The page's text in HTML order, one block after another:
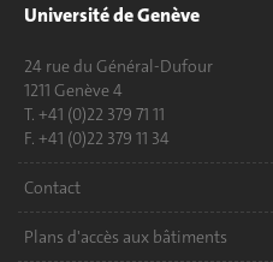
Université de Genève
24 rue du Général-Dufour
1211 Genève 4
T. +41 (0)22 379 71 11
F. +41 (0)22 379 11 34
Contact
Plans d'accès aux bâtiments